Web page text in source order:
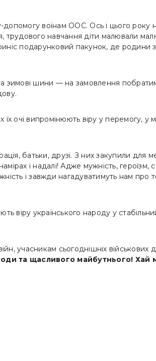
воїнам ООС. Ось і цього року
навчання діти малювали
подарунковий пакунок, де родини
шини — на замовлення
їх очі випромінюють віру у перемогу,
батьки, друзі. З них закупили для
і надалі! Адже мужність, героїзм,
і завжди нагадуватимуть нам
віру українського народу у
учасникам сьогоднішніх військових
та щасливого майбутнього! Хай